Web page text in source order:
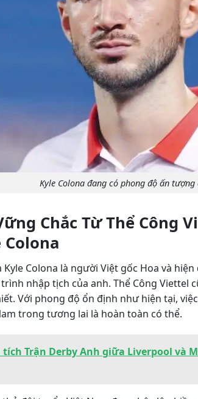
Kyle Colona đang có phong độ ấn tượng
Chắc Từ Thể Công
Colona
Colona là người Việt gốc Hoa và
nhập tịch của anh. Thể Công Viettel
Với phong độ ổn định như hiện tại,
trong tương lai là hoàn toàn có thể.
tích Trận Derby Anh giữa Liverpool và